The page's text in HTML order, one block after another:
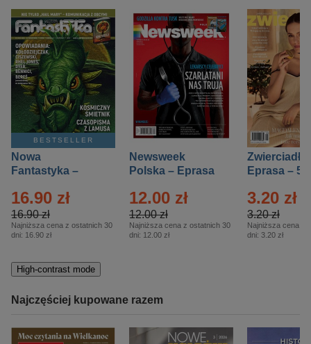
BESTSELLER
Nowa
Fantastyka –
16.90 zł
16.90 zł
Najniższa cena z ostatnich 30
dni: 16.90 zł
Newsweek
Polska – Eprasa
12.00 zł
12.00 zł
Najniższa cena z ostatnich 30
dni: 12.00 zł
Zwierciadło
Eprasa – 5/
3.20 zł
3.20 zł
Najniższa cena z
dni: 3.20 zł
High-contrast mode
Najczęściej kupowane razem